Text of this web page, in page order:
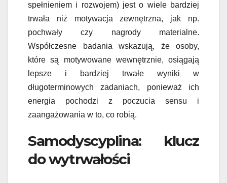
spełnieniem i rozwojem) jest o wiele bardziej
trwała niż motywacja zewnętrzna, jak np.
pochwały czy nagrody materialne.
Współczesne badania wskazują, że osoby,
które są motywowane wewnętrznie, osiągają
lepsze i bardziej trwałe wyniki w
długoterminowych zadaniach, ponieważ ich
energia pochodzi z poczucia sensu i
zaangażowania w to, co robią.
Samodyscyplina: klucz
do wytrwałości